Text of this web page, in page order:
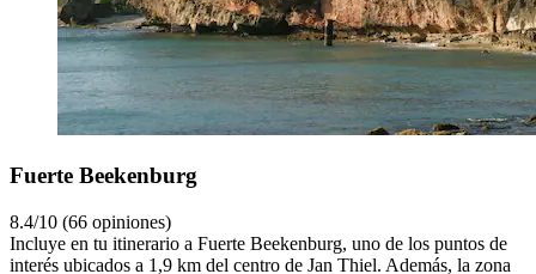
Fuerte Beekenburg
8.4/10 (66 opiniones)
Incluye en tu itinerario a Fuerte Beekenburg, uno de los puntos de
interés ubicados a 1,9 km del centro de Jan Thiel. Además, la zona